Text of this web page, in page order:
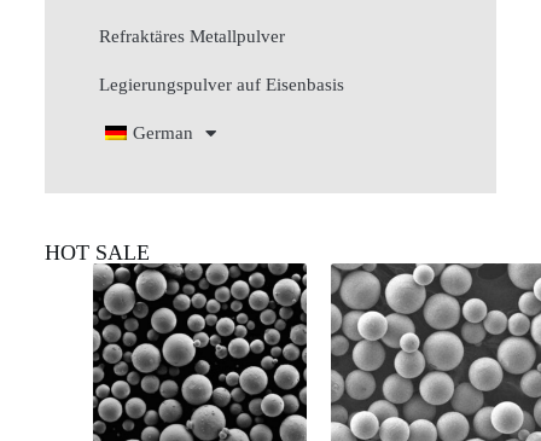
Refraktäres Metallpulver
Legierungspulver auf Eisenbasis
German
HOT SALE